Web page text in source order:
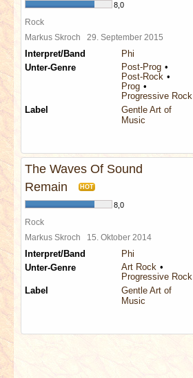
8,0
Rock
Markus Skroch 29. September 2015
Interpret/Band
Phi
Unter-Genre
Post-Prog
Post-Rock
Prog
Progressive Rock
Label
Gentle Art of
Music
The Waves Of Sound
Remain
HOT
8,0
Rock
Markus Skroch 15. Oktober 2014
Interpret/Band
Phi
Unter-Genre
Art Rock
Progressive Rock
Label
Gentle Art of
Music